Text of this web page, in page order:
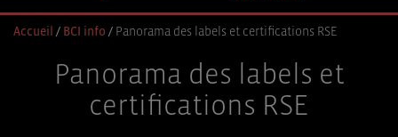
Accueil / BCI info / Panorama des labels et certifications RSE
Panorama des labels et
certifications RSE